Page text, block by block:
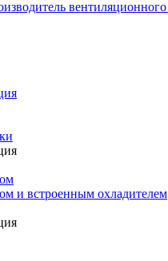
и встроенным охладителем